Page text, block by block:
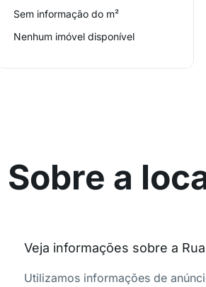
Sem informação do m²
Nenhum imóvel disponível
Sobre a
Veja informações sobre a
Utilizamos informações de